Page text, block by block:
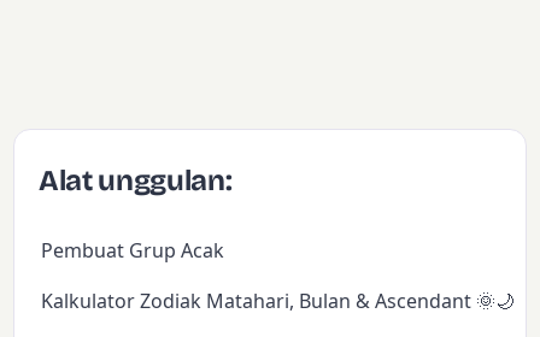
Alat unggulan:
Pembuat Grup Acak
Kalkulator Zodiak Matahari, Bulan & Ascendant 🌞🌙✨